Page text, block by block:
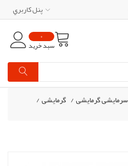
پنل کاربري
0
سبد خرید
سرمایشی گرمایشی/ گرمایشی/